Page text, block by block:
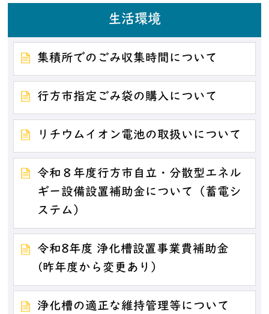
生活環境
集積所でのごみ収集時間について
行方市指定ごみ袋の購入について
リチウムイオン電池の取扱いについて
令和８年度行方市自立・分散型エネル
ギー設備設置補助金について（蓄電シ
ステム）
令和8年度 浄化槽設置事業費補助金
(昨年度から変更あり）
浄化槽の適正な維持管理等について